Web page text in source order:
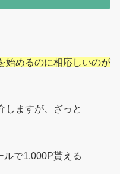
始めるのに相応しいのが
しますが、ざっと
ルで1,000P貰える